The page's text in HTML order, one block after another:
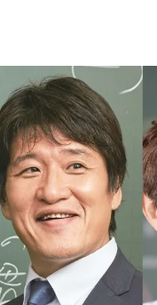
山口県
福岡県 熊